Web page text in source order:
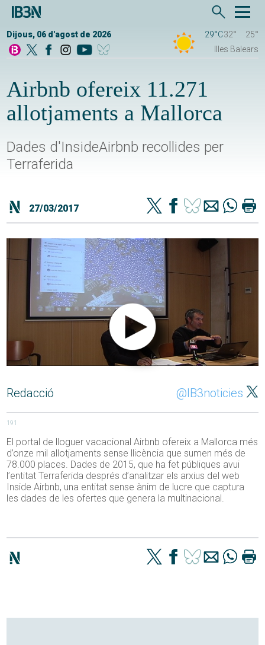
Dijous, 06 d'agost de 2026 29°C32°
25°
Illes Balears
Airbnb ofereix 11.271
allotjaments a Mallorca
Dades d'InsideAirbnb recollides per
Terraferida
27/03/2017
Redacció @IB3noticies
191
El portal de lloguer vacacional Airbnb ofereix a Mallorca més
d’onze mil allotjaments sense llicència que sumen més de
78.000 places. Dades de 2015, que ha fet públiques avui
l’entitat Terraferida després d’analitzar els arxius del web
Inside Airbnb, una entitat sense ànim de lucre que captura
les dades de les ofertes que genera la multinacional.